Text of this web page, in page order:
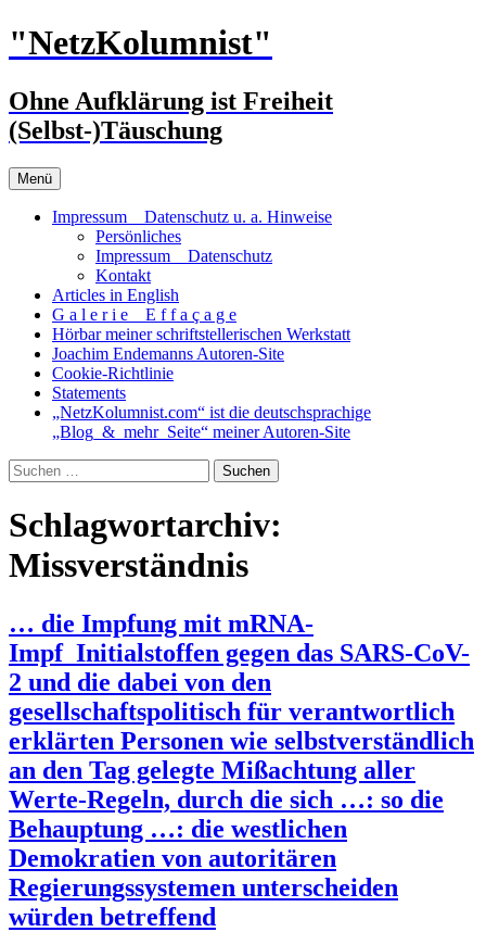
Zum
Inhalt
"NetzKolumnist"
Ohne Aufklärung ist Freiheit
(Selbst-)Täuschung
Menü
Impressum _ Datenschutz u. a. Hinweise
Persönliches
Impressum _ Datenschutz
Kontakt
Articles in English
G a l e r i e _ E f f a ç a g e
Hörbar meiner schriftstellerischen Werkstatt
Joachim Endemanns Autoren-Site
Cookie-Richtlinie
Statements
„NetzKolumnist.com“ ist die deutschsprachige
„Blog_&_mehr_Seite“ meiner Autoren-Site
Suchen
nach:
Schlagwortarchiv:
Missverständnis
… die Impfung mit mRNA-
Impf_Initialstoffen gegen das SARS-CoV-
2 und die dabei von den
gesellschaftspolitisch für verantwortlich
erklärten Personen wie selbstverständlich
an den Tag gelegte Mißachtung aller
Werte-Regeln, durch die sich …: so die
Behauptung …: die westlichen
Demokratien von autoritären
Regierungssystemen unterscheiden
würden betreffend